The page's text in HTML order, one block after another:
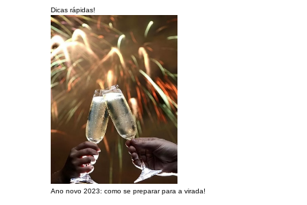
Dicas rápidas!
Ano novo 2023: como se preparar para a virada!